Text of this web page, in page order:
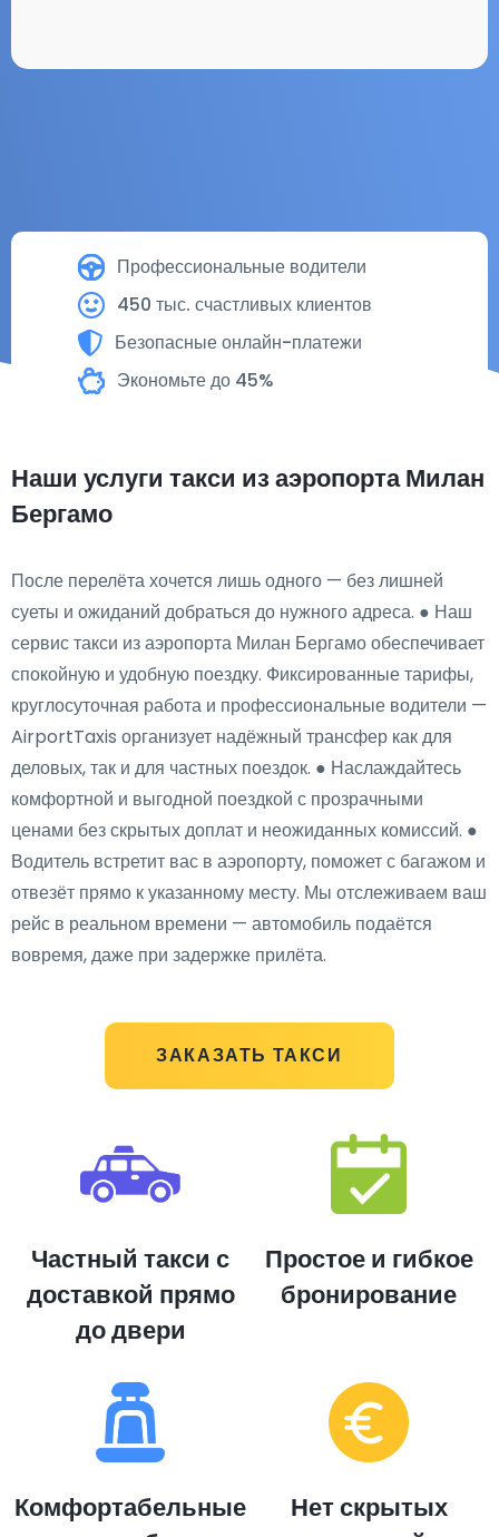
Профессиональные водители
450 тыс. счастливых клиентов
Безопасные онлайн-платежи
Экономьте до 45%
ЗАКАЗАТЬ ТАКСИ
Наши услуги такси из аэропорта Милан
Бергамо
После перелёта хочется лишь одного — без лишней
суеты и ожиданий добраться до нужного адреса. ● Наш
сервис такси из аэропорта Милан Бергамо обеспечивает
спокойную и удобную поездку. Фиксированные тарифы,
круглосуточная работа и профессиональные водители —
AirportTaxis организует надёжный трансфер как для
деловых, так и для частных поездок. ● Наслаждайтесь
комфортной и выгодной поездкой с прозрачными
ценами без скрытых доплат и неожиданных комиссий. ●
Водитель встретит вас в аэропорту, поможет с багажом и
отвезёт прямо к указанному месту. Мы отслеживаем ваш
рейс в реальном времени — автомобиль подаётся
вовремя, даже при задержке прилёта.
Частный такси с
доставкой прямо
до двери
Простое и гибкое
бронирование
Комфортабельные
Нет скрытых